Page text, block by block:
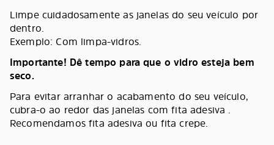
Limpe cuidadosamente as janelas do seu veículo por
dentro.
Exemplo: Com limpa-vidros.
Importante! Dê tempo para que o vidro esteja bem
seco.
Para evitar arranhar o acabamento do seu veículo,
cubra-o ao redor das janelas com fita adesiva .
Recomendamos fita adesiva ou fita crepe.